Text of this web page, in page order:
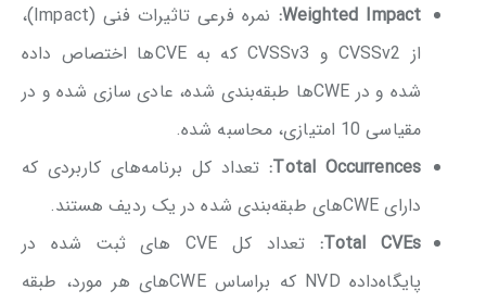
Weighted Impact:
نمره فرعی تاثیرات فنی (Impact)،
از CVSSv2 و CVSSv3 که به CVEها اختصاص داده
شده و در CWEها طبقه‌بندی شده، عادی سازی شده و در
مقیاسی 10 امتیازی، محاسبه شده.
Total Occurrences:تعداد کل برنامه‌های کاربردی که
دارای CWEهای طبقه‌بندی شده در یک ردیف هستند.
Total CVEs:
تعداد کل CVE های ثبت شده در
پایگاه‌داده NVD که براساس CWEهای هر مورد، طبقه